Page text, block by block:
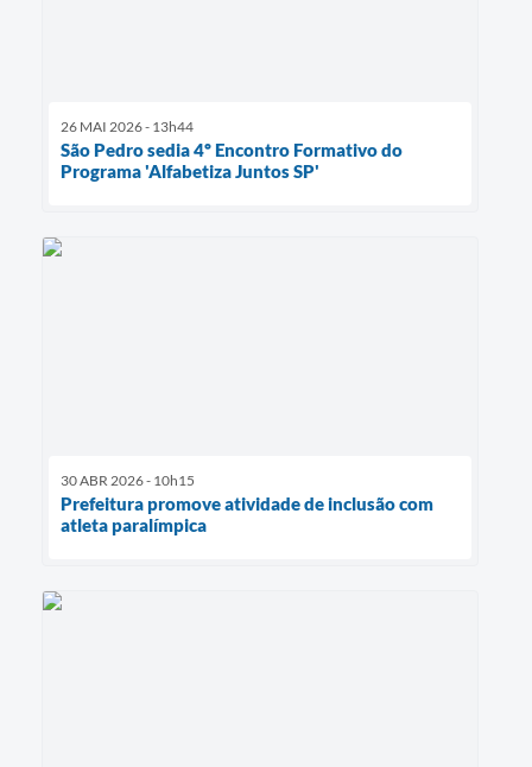
26 MAI 2026 - 13h44
São Pedro sedia 4º Encontro Formativo do
Programa 'Alfabetiza Juntos SP'
30 ABR 2026 - 10h15
Prefeitura promove atividade de inclusão com
atleta paralímpica